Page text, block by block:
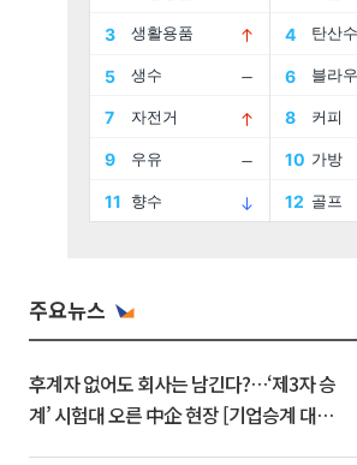
주요뉴스
후계자 없어도 회사는 남긴다?…‘제3자 승
계’ 시험대 오른 中企 현장 [기업승계 대전